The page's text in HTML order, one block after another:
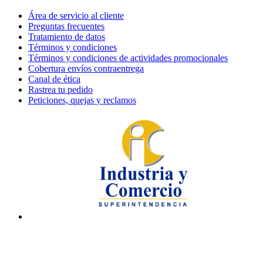
Área de servicio al cliente
Preguntas frecuentes
Tratamiento de datos
Términos y condiciones
Términos y condiciones de actividades promocionales
Cobertura envíos contraentrega
Canal de ética
Rastrea tu pedido
Peticiones, quejas y reclamos